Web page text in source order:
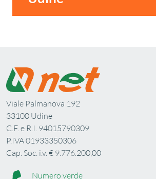
Viale Palmanova 192
33100 Udine
C.F. e R.I. 94015790309
P.IVA 01933350306
Cap. Soc. i.v. € 9.776.200,00
Numero verde